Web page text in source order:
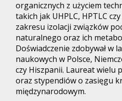
organicznych z użyciem
takich jak UHPLC, HPTLC
zakresu izolacji związków
naturalnego oraz ich
Doświadczenie zdobywał w
naukowych w Polsce,
czy Hiszpanii. Laureat wielu
oraz stypendiów o zasięgu
międzynarodowym.